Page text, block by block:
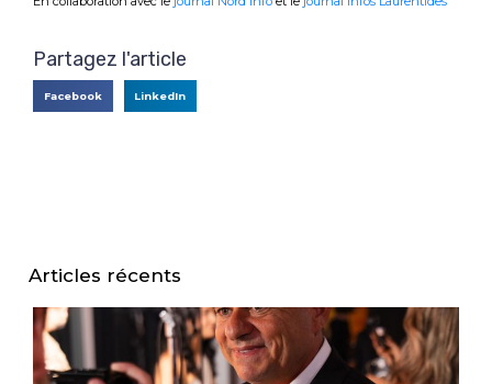
Partagez l'article
Facebook LinkedIn
Articles récents